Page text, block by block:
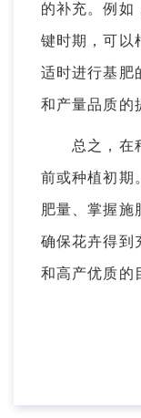
的补充。例如
键时期，可以
适时进行基肥
和产量品质的
总之，在种
前或种植初期
肥量、掌握施
确保花卉得到
和高产优质的